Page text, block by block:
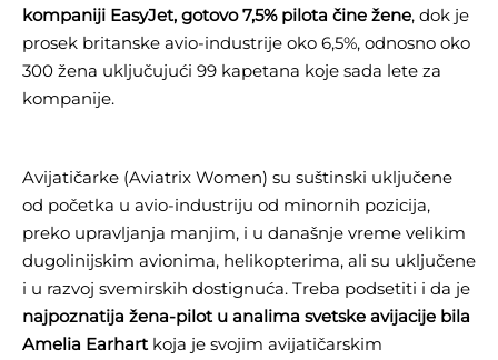
kompaniji EasyJet, gotovo 7,5% pilota čine žene, dok je
prosek britanske avio-industrije oko 6,5%, odnosno oko
300 žena uključujući 99 kapetana koje sada lete za
kompanije.
Avijatičarke (Aviatrix Women) su suštinski uključene
od početka u avio-industriju od minornih pozicija,
preko upravljanja manjim, i u današnje vreme velikim
dugolinijskim avionima, helikopterima, ali su uključene
i u razvoj svemirskih dostignuća. Treba podsetiti i da je
najpoznatija žena-pilot u analima svetske avijacije bila
Amelia Earhartkoja je svojim avijatičarskim